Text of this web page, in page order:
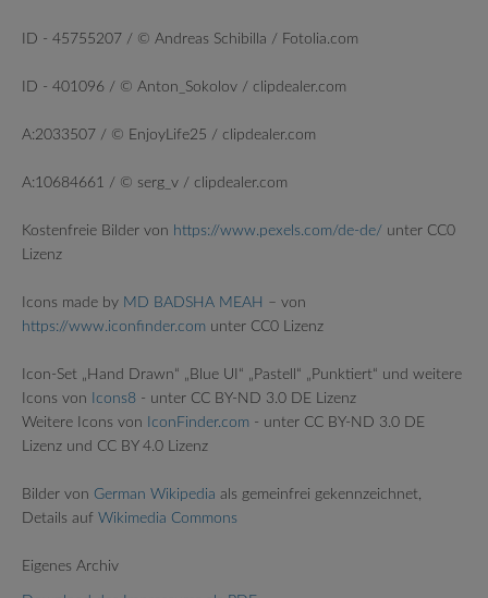
ID - 45755207 / © Andreas Schibilla / Fotolia.com
ID - 401096 / © Anton_Sokolov / clipdealer.com
A:2033507 / © EnjoyLife25 / clipdealer.com
A:10684661 / © serg_v / clipdealer.com
Kostenfreie Bilder von https://www.pexels.com/de-de/ unter CC0
Lizenz
Icons made by MD BADSHA MEAH – von
https://www.iconfinder.com unter CC0 Lizenz
Icon-Set „Hand Drawn“ „Blue UI“ „Pastell“ „Punktiert“ und weitere
Icons von
Icons8 - unter CC BY-ND 3.0 DE Lizenz
Weitere Icons von
IconFinder.com - unter CC BY-ND 3.0 DE
Lizenz und CC BY 4.0 Lizenz
Bilder von German Wikipedia als gemeinfrei gekennzeichnet,
Details auf Wikimedia Commons
Eigenes Archiv